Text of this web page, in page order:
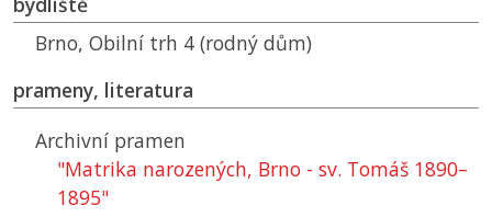
Brno, Obilní trh 4 (rodný dům)
prameny, literatura
Archivní pramen
"Matrika narozených, Brno - sv. Tomáš 1890–
1895"